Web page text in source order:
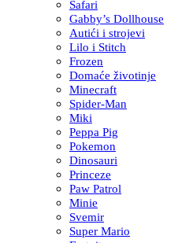
Safari
Gabby’s Dollhouse
Autići i strojevi
Lilo i Stitch
Frozen
Domaće životinje
Minecraft
Spider-Man
Miki
Peppa Pig
Pokemon
Dinosauri
Princeze
Paw Patrol
Minie
Svemir
Super Mario